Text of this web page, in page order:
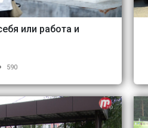
или работа и
590